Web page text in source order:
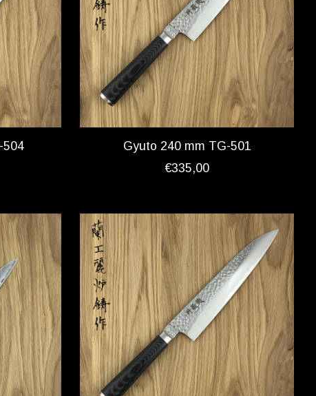
504
Gyuto 240 mm TG-501
€335,00